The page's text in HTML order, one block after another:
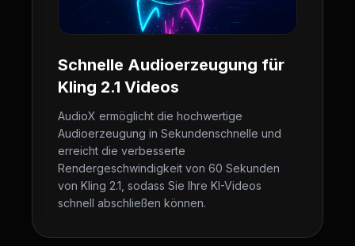
Schnelle Audioerzeugung für
Kling 2.1 Videos
AudioX ermöglicht die hochwertige
Audioerzeugung in Sekundenschnelle und
erreicht die verbesserte
Rendergeschwindigkeit von 60 Sekunden
von Kling 2.1, sodass Sie Ihre KI-Videos
schnell abschließen können.